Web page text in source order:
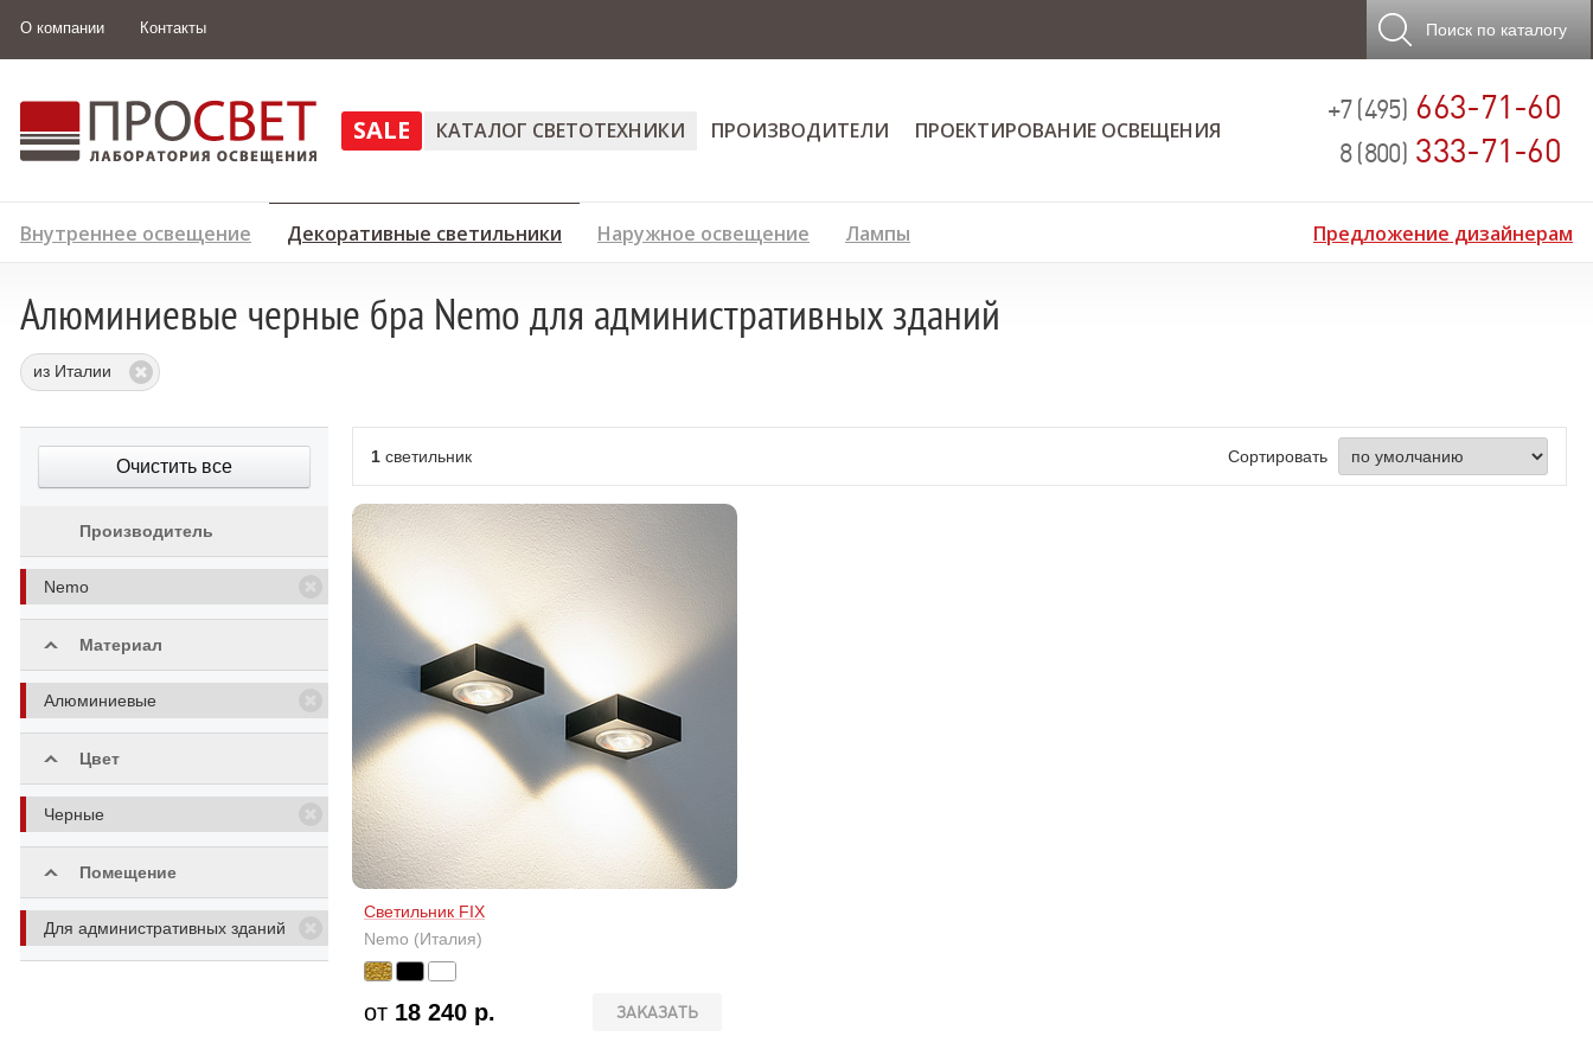
О компании Контакты Поиск по каталогу
+7 (495) 663-71-60
8 (800) 333-71-60
SALE КАТАЛОГ СВЕТОТЕХНИКИ ПРОИЗВОДИТЕЛИ ПРОЕКТИРОВАНИЕ ОСВЕЩЕНИЯ
Внутреннее освещение Декоративные светильники Наружное освещение Лампы Предложение дизайнерам
Алюминиевые черные бра Nemo для административных зданий
из Италии
1 светильник Сортировать
Светильник FIX
Nemo (Италия)
ЗАКАЗАТЬ
от 18 240 р.
Очистить все
Производитель
Nemo
Материал
Алюминиевые
Цвет
Черные
Помещение
Для административных зданий